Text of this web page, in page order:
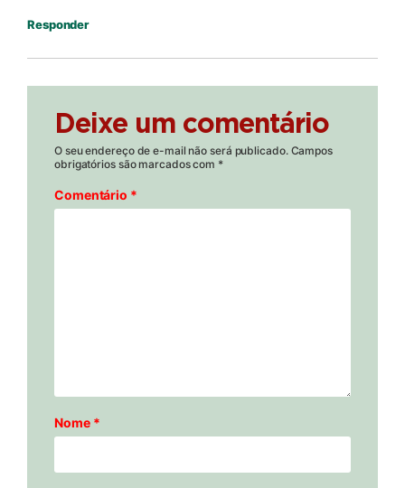
Responder
Deixe um comentário
O seu endereço de e-mail não será publicado. Campos
obrigatórios são marcados com *
Comentário *
Nome *